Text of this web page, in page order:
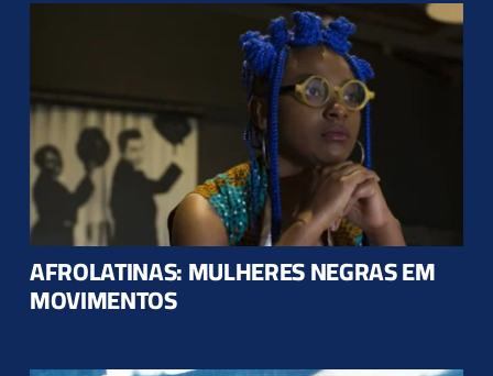
AFROLATINAS: MULHERES NEGRAS EM
MOVIMENTOS